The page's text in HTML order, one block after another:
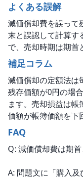
よくある誤解
減価償却費を誤って
末と誤認して計算す
で、売却時期は期首
補足コラム
減価償却の定額法は
残存価額が0円の場
ます。売却損益は
価額が帳簿価額を下
FAQ
Q: 減価償却費は期
A: 問題文に「購入